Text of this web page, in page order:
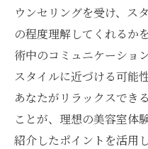
ウンセリングを受け、ス
の程度理解してくれるか
術中のコミュニケーショ
スタイルに近づける可能
あなたがリラックスでき
ことが、理想の美容室体
紹介したポイントを活用